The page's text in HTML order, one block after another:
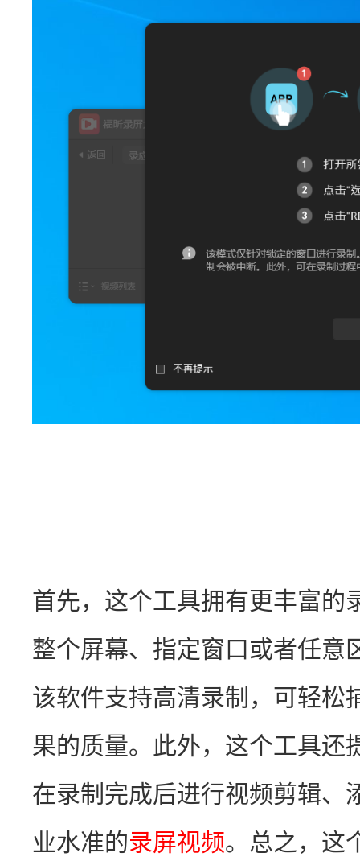
首先，这个工具拥有更丰富的
整个屏幕、指定窗口或者任意
该软件支持高清录制，可轻松
果的质量。此外，这个工具还
在录制完成后进行视频剪辑、
业水准的录屏视频。总之，这